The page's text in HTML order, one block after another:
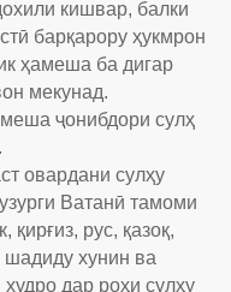
кишвар, балки
барқарору ҳукмрон
ҳамеша ба дигар
мекунад.
ҷонибдори сулҳ
овардани сулҳу
Ватанӣ тамоми
қирғиз, рус, қазоқ,
шадиду хунин ва
дар роҳи сулҳу